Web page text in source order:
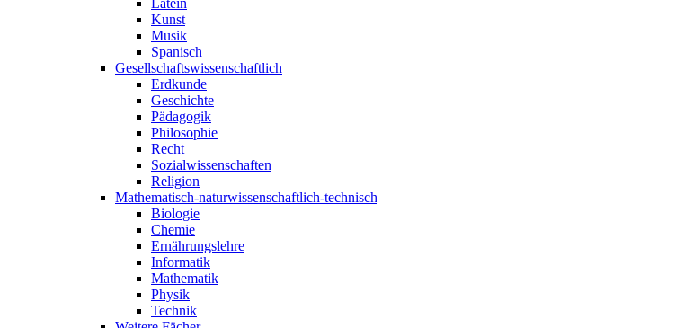
Latein
Kunst
Musik
Spanisch
Gesellschaftswissenschaftlich
Erdkunde
Geschichte
Pädagogik
Philosophie
Recht
Sozialwissenschaften
Religion
Mathematisch-naturwissenschaftlich-technisch
Biologie
Chemie
Ernährungslehre
Informatik
Mathematik
Physik
Technik